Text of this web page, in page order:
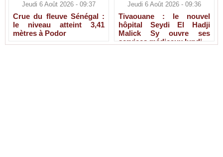
Jeudi 6 Août 2026 - 09:37
Crue du fleuve Sénégal :
le niveau atteint 3,41
mètres à Podor
Jeudi 6 Août 2026 - 09:36
Tivaouane : le nouvel
hôpital Seydi El Hadji
Malick Sy ouvre ses
services médicaux lundi